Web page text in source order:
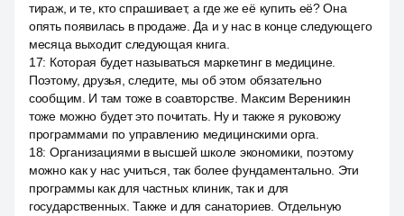
тираж, и те, кто спрашивает, а где же её купить её? Она
опять появилась в продаже. Да и у нас в конце следующего
месяца выходит следующая книга.
17: Которая будет называться маркетинг в медицине.
Поэтому, друзья, следите, мы об этом обязательно
сообщим. И там тоже в соавторстве. Максим Вереникин
тоже можно будет это почитать. Ну и также я руковожу
программами по управлению медицинскими орга.
18: Организациями в высшей школе экономики, поэтому
можно как у нас учиться, так более фундаментально. Эти
программы как для частных клиник, так и для
государственных. Также и для санаториев. Отдельную